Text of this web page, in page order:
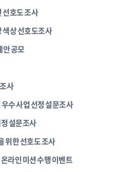
선호도 조사
색상 선호도조사
안 공모
사
수 사업 선정 설문조사
설문조사
위한 선호도 조사
라인 미션 수행 이벤트